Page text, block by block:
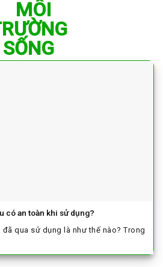
có an toàn khi sử dụng?
qua sử dụng là như thế nào? Trong